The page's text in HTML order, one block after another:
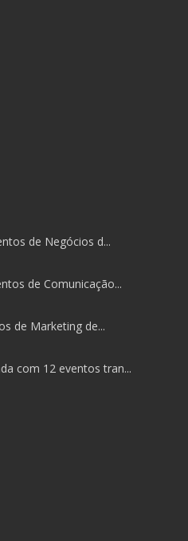
de Negócios d...
de Comunicação...
de Marketing de...
com 12 eventos tran...